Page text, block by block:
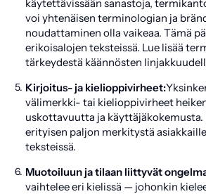
käytettävissään sanastoja,
voi yhtenäisen terminologian ja
noudattaminen olla vaikeaa. Tämä
erikoisalojen teksteissä. Lue lisää
tärkeydestä käännösten
Kirjoitus- ja kielioppivirheet:
välimerkki- tai kielioppivirheet
uskottavuutta ja käyttäjäkokemusta.
erityisen paljon merkitystä
teksteissä.
Muotoiluun ja tilaan liittyvät
vaihtelee eri kielissä — johonkin